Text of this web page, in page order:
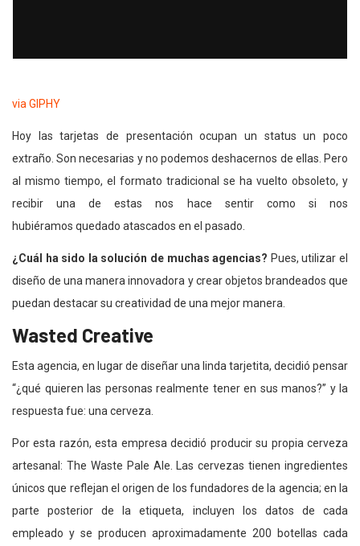
via GIPHY
Hoy las tarjetas de presentación ocupan un status un poco
extraño. Son necesarias y no podemos deshacernos de ellas. Pero
al mismo tiempo, el formato tradicional se ha vuelto obsoleto, y
recibir una de estas nos hace sentir como si nos
hubiéramos quedado atascados en el pasado.
¿Cuál ha sido la solución de muchas agencias? Pues, utilizar el
diseño de una manera innovadora y crear objetos brandeados que
puedan destacar su creatividad de una mejor manera.
Wasted Creative
Esta agencia, en lugar de diseñar una linda tarjetita, decidió pensar
“¿qué quieren las personas realmente tener en sus manos?” y la
respuesta fue: una cerveza.
Por esta razón, esta empresa decidió producir su propia cerveza
artesanal: The Waste Pale Ale. Las cervezas tienen ingredientes
únicos que reflejan el origen de los fundadores de la agencia; en la
parte posterior de la etiqueta, incluyen los datos de cada
empleado y se producen aproximadamente 200 botellas cada